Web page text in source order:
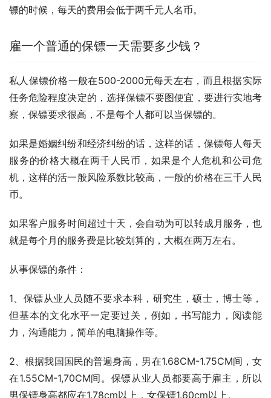
镖的时候，每天的费用会低于两千元人名币。
雇一个普通的保镖一天需要多少钱？
私人保镖价格一般在500-2000元每天左右，而且根据实际
任务危险程度决定的，选择保镖不要图便宜，要进行实地考
察，保镖要求很高，不是每个人都可以当保镖的。
如果是婚姻纠纷和经济纠纷的话，这样的话，保镖每人每天
服务的价格大概在两千人民币，如果是个人危机和公司危
机，这样的活一般风险系数比较高，一般的价格在三千人民
币。
如果客户服务时间超过十天，会自动为可以转成月服务，也
就是每个月的服务费是比较划算的，大概在两万左右。
从事保镖的条件：
1、保镖从业人员随不要求本科，研究生，硕士，博士等，
但基本的文化水平一定要过关，例如，书写能力，阅读能
力，沟通能力，简单的电脑操作等。
2、根据我国国民的普遍身高，男在1.68CM-1.75CM间，女
在1.55CM-1,70CM间。保镖从业人员都要高于雇主，所以
男保镖身高都应在1.78cm以上，女保镖1.60cm以上。